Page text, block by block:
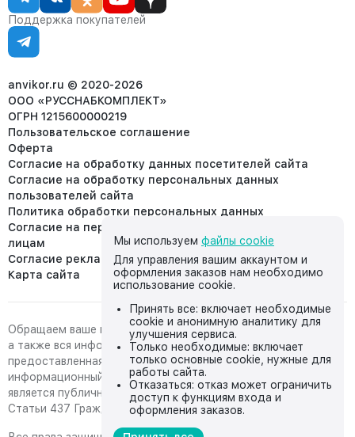
Статьи
corp@anvikor.ru
Ежедневно, с 7:00-19:00 (МСК)
Отдел рекламации:
8 (953) 455-25-61
Поддержка покупателей
anvikor.ru © 2020-2026
ООО «РУССНАБКОМПЛЕКТ»
ОГРН 1215600000219
Пользовательское соглашение
Оферта
Согласие на обработку данных посетителей сайта
Согласие на обработку персональных данных
пользователей сайта
Политика обработки персональных данных
Согласие на передачу персональных данных третьим
лицам
Согласие реклама
Карта сайта
Обращаем ваше внимание на то, что данный интернет-сайт,
а также вся информация о товарах и ценах,
предоставленная на нём, носит исключительно
информационный характер и ни при каких условиях не
является публичной офертой, определяемой положениями
Статьи 437 Гражданского кодекса Российской Федерации.
Мы используем файлы cookie
Для управления вашим аккаунтом и
оформления заказов нам необходимо
использование cookie.
Принять все: включает необходимые
cookie и анонимную аналитику для
улучшения сервиса.
Только необходимые: включает
только основные cookie, нужные для
работы сайта.
Отказаться: отказ может ограничить
доступ к функциям входа и
оформления заказов.